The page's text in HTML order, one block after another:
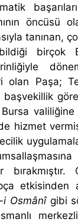
öncüsü
tanınan,
birçok
olan Paşa;
başvekillik
Bursa
hizmet
etkisinden
i Osmânîgibi